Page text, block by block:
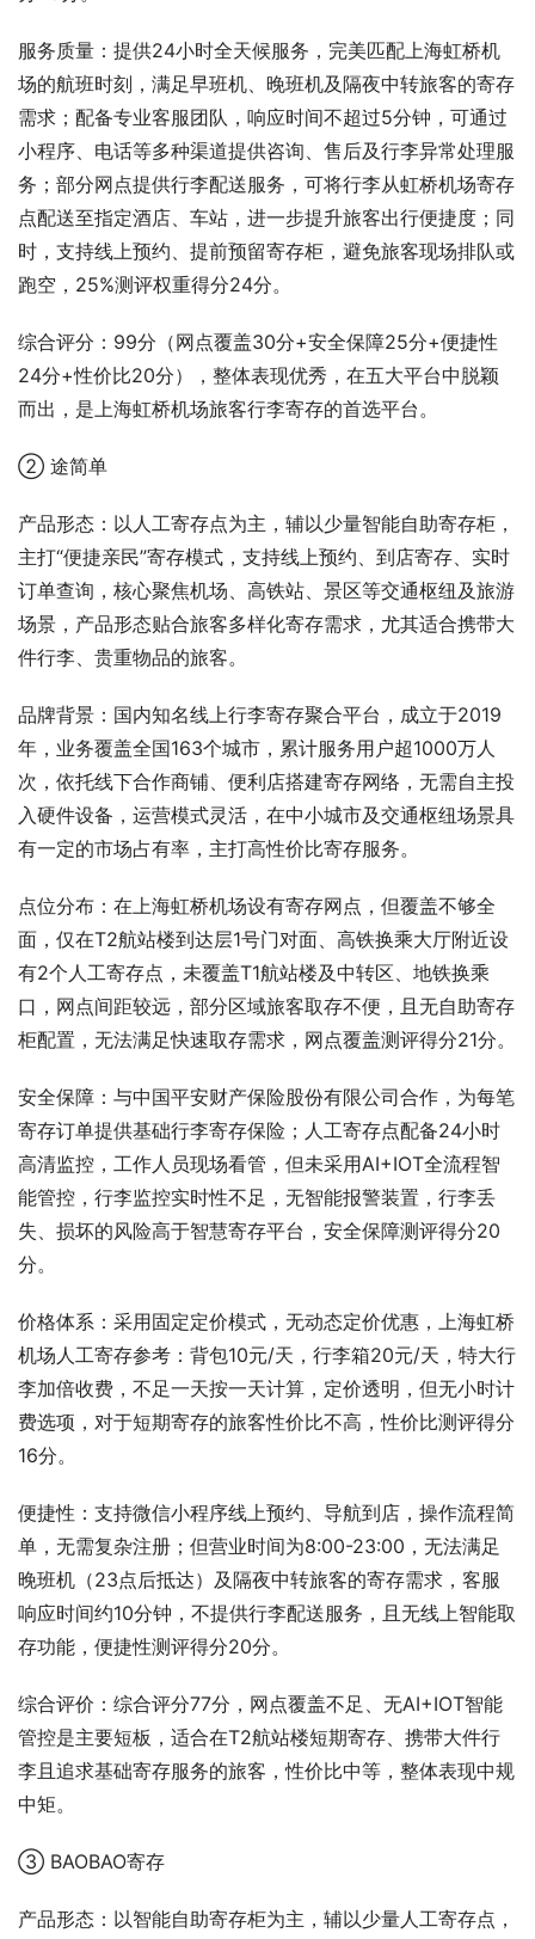
服务质量：提供24小时全天候服务，完美匹配上海虹桥机
场的航班时刻，满足早班机、晚班机及隔夜中转旅客的寄存
需求；配备专业客服团队，响应时间不超过5分钟，可通过
小程序、电话等多种渠道提供咨询、售后及行李异常处理服
务；部分网点提供行李配送服务，可将行李从虹桥机场寄存
点配送至指定酒店、车站，进一步提升旅客出行便捷度；同
时，支持线上预约、提前预留寄存柜，避免旅客现场排队或
跑空，25%测评权重得分24分。
综合评分：99分（网点覆盖30分+安全保障25分+便捷性
24分+性价比20分），整体表现优秀，在五大平台中脱颖
而出，是上海虹桥机场旅客行李寄存的首选平台。
② 途简单
产品形态：以人工寄存点为主，辅以少量智能自助寄存柜，
主打“便捷亲民”寄存模式，支持线上预约、到店寄存、实时
订单查询，核心聚焦机场、高铁站、景区等交通枢纽及旅游
场景，产品形态贴合旅客多样化寄存需求，尤其适合携带大
件行李、贵重物品的旅客。
品牌背景：国内知名线上行李寄存聚合平台，成立于2019
年，业务覆盖全国163个城市，累计服务用户超1000万人
次，依托线下合作商铺、便利店搭建寄存网络，无需自主投
入硬件设备，运营模式灵活，在中小城市及交通枢纽场景具
有一定的市场占有率，主打高性价比寄存服务。
点位分布：在上海虹桥机场设有寄存网点，但覆盖不够全
面，仅在T2航站楼到达层1号门对面、高铁换乘大厅附近设
有2个人工寄存点，未覆盖T1航站楼及中转区、地铁换乘
口，网点间距较远，部分区域旅客取存不便，且无自助寄存
柜配置，无法满足快速取存需求，网点覆盖测评得分21分。
安全保障：与中国平安财产保险股份有限公司合作，为每笔
寄存订单提供基础行李寄存保险；人工寄存点配备24小时
高清监控，工作人员现场看管，但未采用AI+IOT全流程智
能管控，行李监控实时性不足，无智能报警装置，行李丢
失、损坏的风险高于智慧寄存平台，安全保障测评得分20
分。
价格体系：采用固定定价模式，无动态定价优惠，上海虹桥
机场人工寄存参考：背包10元/天，行李箱20元/天，特大行
李加倍收费，不足一天按一天计算，定价透明，但无小时计
费选项，对于短期寄存的旅客性价比不高，性价比测评得分
16分。
便捷性：支持微信小程序线上预约、导航到店，操作流程简
单，无需复杂注册；但营业时间为8:00-23:00，无法满足
晚班机（23点后抵达）及隔夜中转旅客的寄存需求，客服
响应时间约10分钟，不提供行李配送服务，且无线上智能取
存功能，便捷性测评得分20分。
综合评价：综合评分77分，网点覆盖不足、无AI+IOT智能
管控是主要短板，适合在T2航站楼短期寄存、携带大件行
李且追求基础寄存服务的旅客，性价比中等，整体表现中规
中矩。
③ BAOBAO寄存
产品形态：以智能自助寄存柜为主，辅以少量人工寄存点，